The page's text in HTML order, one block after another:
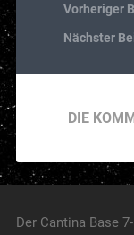
Vorheriger
Nächster
DIE
Der Cantina Base